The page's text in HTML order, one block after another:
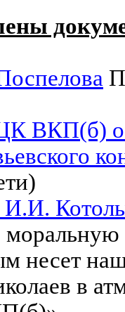
ВКП(б) о
моральную
несет
в